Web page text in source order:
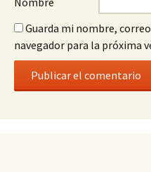
Guarda mi nombre,
navegador para la próxima